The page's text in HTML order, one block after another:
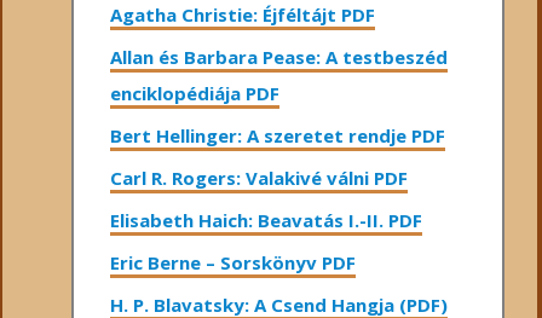
Agatha Christie: Éjféltájt PDF
Allan és Barbara Pease: A testbeszéd
enciklopédiája PDF
Bert Hellinger: A ​szeretet rendje PDF
Carl R. Rogers: Valakivé válni PDF
Elisabeth Haich: Beavatás I.-II. PDF
Eric Berne – Sorskönyv PDF
H. P. Blavatsky: A Csend Hangja (PDF)